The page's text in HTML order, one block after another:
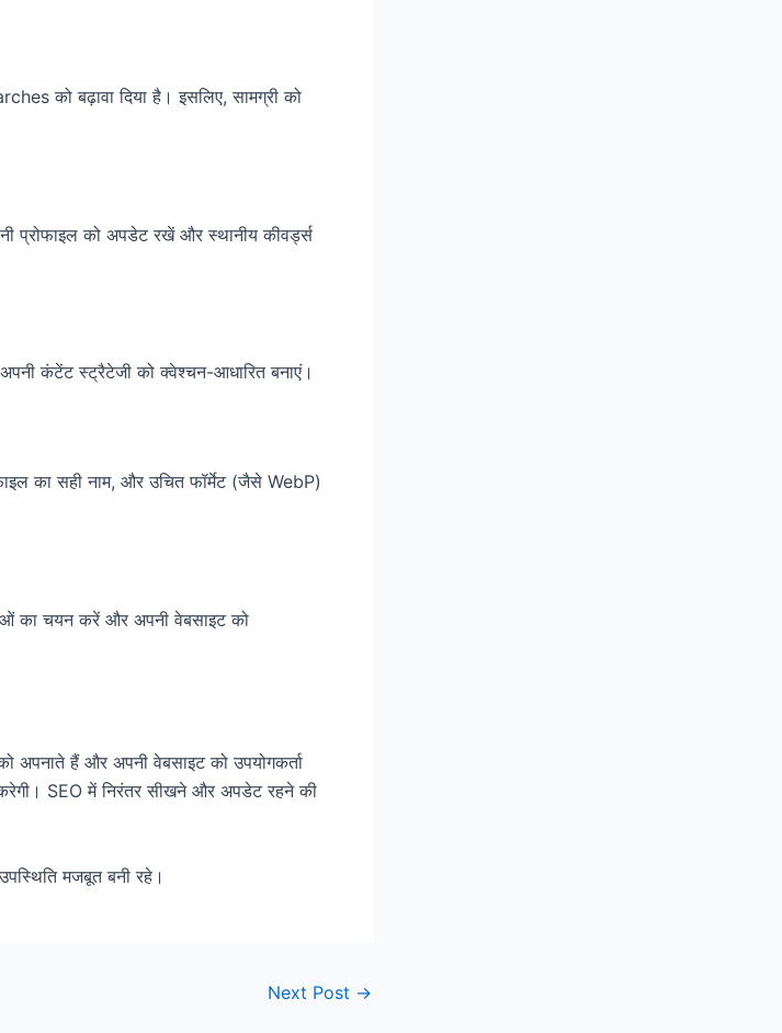
को बढ़ावा दिया है। इसलिए, सामग्री को
प्रोफाइल को अपडेट रखें और स्थानीय कीवर्ड्स
कंटेंट स्ट्रैटेजी को क्वेश्चन-आधारित बनाएं।
का सही नाम, और उचित फॉर्मेट (जैसे WebP)
का चयन करें और अपनी वेबसाइट को
हैं और अपनी वेबसाइट को उपयोगकर्ता
SEO में निरंतर सीखने और अपडेट रहने की
मजबूत बनी रहे।
Next Post →